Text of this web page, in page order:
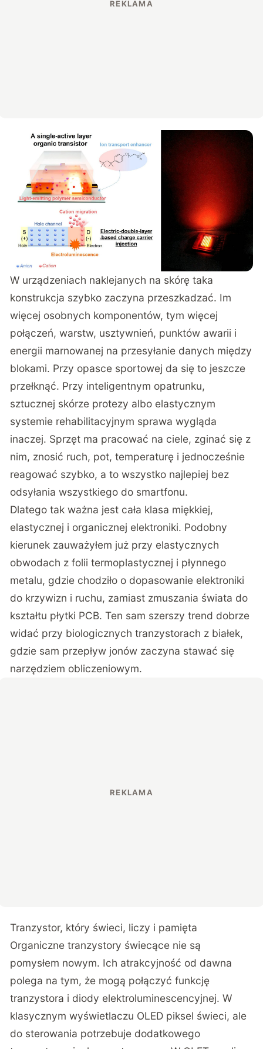
W urządzeniach naklejanych na skórę taka
konstrukcja szybko zaczyna przeszkadzać. Im
więcej osobnych komponentów, tym więcej
połączeń, warstw, usztywnień, punktów awarii i
energii marnowanej na przesyłanie danych między
blokami. Przy opasce sportowej da się to jeszcze
przełknąć. Przy inteligentnym opatrunku,
sztucznej skórze protezy albo elastycznym
systemie rehabilitacyjnym sprawa wygląda
inaczej. Sprzęt ma pracować na ciele, zginać się z
nim, znosić ruch, pot, temperaturę i jednocześnie
reagować szybko, a to wszystko najlepiej bez
odsyłania wszystkiego do smartfonu.
Dlatego tak ważna jest cała klasa miękkiej,
elastycznej i organicznej elektroniki. Podobny
kierunek zauważyłem już przy elastycznych
obwodach z folii termoplastycznej i płynnego
metalu, gdzie chodziło o dopasowanie elektroniki
do krzywizn i ruchu, zamiast zmuszania świata do
kształtu płytki PCB. Ten sam szerszy trend dobrze
widać przy biologicznych tranzystorach z białek,
gdzie sam przepływ jonów zaczyna stawać się
narzędziem obliczeniowym.
Tranzystor, który świeci, liczy i pamięta
Organiczne tranzystory świecące nie są
pomysłem nowym. Ich atrakcyjność od dawna
polega na tym, że mogą połączyć funkcję
tranzystora i diody elektroluminescencyjnej. W
klasycznym wyświetlaczu OLED piksel świeci, ale
do sterowania potrzebuje dodatkowego